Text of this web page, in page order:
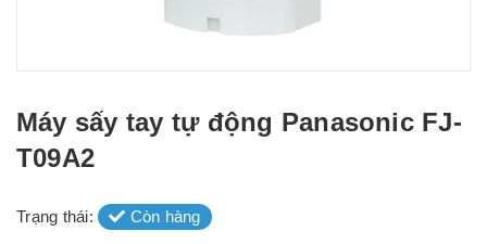
Máy sấy tay tự động Panasonic FJ-
T09A2
Trạng thái: Còn hàng